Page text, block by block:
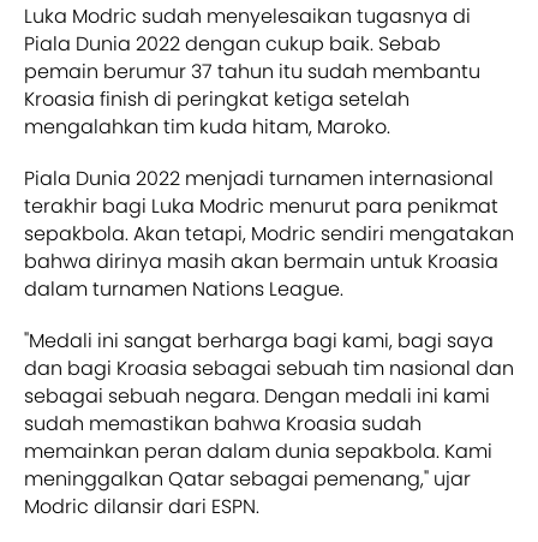
Luka Modric sudah menyelesaikan tugasnya di
Piala Dunia 2022 dengan cukup baik. Sebab
pemain berumur 37 tahun itu sudah membantu
Kroasia finish di peringkat ketiga setelah
mengalahkan tim kuda hitam, Maroko.
Piala Dunia 2022 menjadi turnamen internasional
terakhir bagi Luka Modric menurut para penikmat
sepakbola. Akan tetapi, Modric sendiri mengatakan
bahwa dirinya masih akan bermain untuk Kroasia
dalam turnamen Nations League.
"Medali ini sangat berharga bagi kami, bagi saya
dan bagi Kroasia sebagai sebuah tim nasional dan
sebagai sebuah negara. Dengan medali ini kami
sudah memastikan bahwa Kroasia sudah
memainkan peran dalam dunia sepakbola. Kami
meninggalkan Qatar sebagai pemenang," ujar
Modric dilansir dari ESPN.